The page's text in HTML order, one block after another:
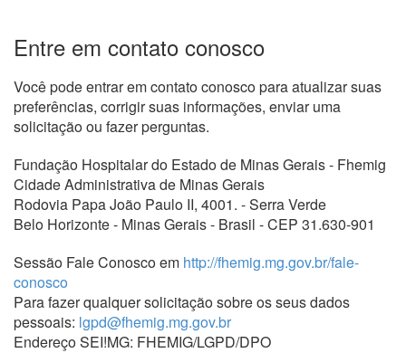
Entre em contato conosco
Você pode entrar em contato conosco para atualizar suas
preferências, corrigir suas informações, enviar uma
solicitação ou fazer perguntas.
Fundação Hospitalar do Estado de Minas Gerais ‑ Fhemig
Cidade Administrativa de Minas Gerais
Rodovia Papa João Paulo II, 4001. - Serra Verde
Belo Horizonte - Minas Gerais - Brasil - CEP 31.630-901
Sessão Fale Conosco em http://fhemig.mg.gov.br/fale-
conosco
Para fazer qualquer solicitação sobre os seus dados
pessoais: lgpd@fhemig.mg.gov.br
Endereço SEI!MG: FHEMIG/LGPD/DPO